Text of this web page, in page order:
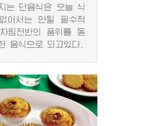
는 단음식은 오늘 식
어서는 안될 필수적
림전반의 품위를 돋
음식으로 되고있다.